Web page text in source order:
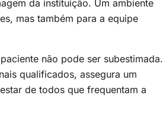
da instituição. Um ambiente
mas também para a equipe
não pode ser subestimada.
qualificados, assegura um
de todos que frequentam a